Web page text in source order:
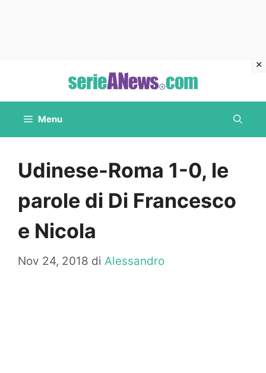
contenuto
Menu
Udinese-Roma 1-0, le
parole di Di Francesco
e Nicola
Nov 24, 2018 di Alessandro